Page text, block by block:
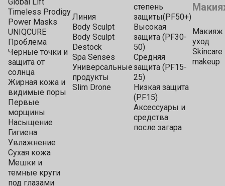
Timeless Prodigy
Power Masks
UNIQCURE
Проблема
Черные точки и
защита от
солнца
Жирная кожа и
видимые поры
Первые
морщины
Насыщение
Гигиена
Увлажнение
Сухая кожа
Мешки и
темные круги
под глазами
Линия
Body Sculpt
Body Sculpt
Destock
Spa Senses
Универсальные
продукты
Slim Drone
степень
защиты(PF50+)
Высокая
защита (PF30-
50)
Средняя
защита (PF15-
25)
Низкая защита
(PF15)
Аксессуары и
средства
после загара
Макияж
уход
Skincare
makeup